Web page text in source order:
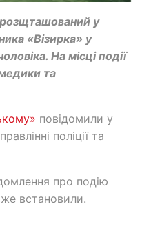
у
«Візирка» у
На місці події
та
повідомили у
поліції та
про подію
встановили.